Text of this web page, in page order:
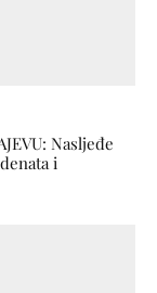
Nasljeđe
i